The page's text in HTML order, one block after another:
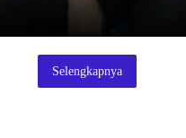
Selengkapnya